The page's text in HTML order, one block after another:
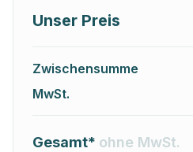
Unser Preis
Zwischensumme
MwSt.
Gesamt* ohne MwSt.